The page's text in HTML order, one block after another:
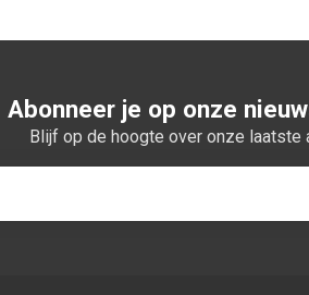
Abonneer je op onze
Blijf op de hoogte over onze laatste